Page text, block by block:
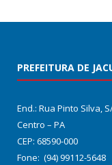
PREFEITURA DE
End.: Rua Pinto Silva,
Centro – PA
CEP: 68590-000
Fone: (94) 99112-5648